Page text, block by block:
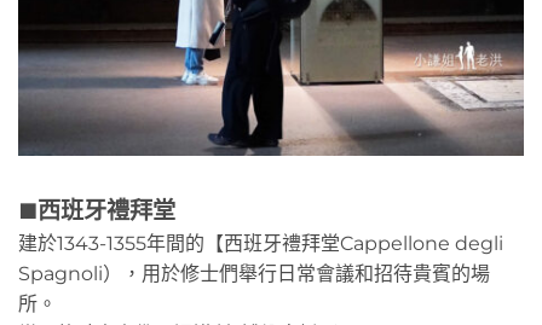
🟫西班牙禮拜堂
建於1343-1355年間的【西班牙禮拜堂Cappellone degli
Spagnoli），用於修士們舉行日常會議和招待貴賓的場
所。